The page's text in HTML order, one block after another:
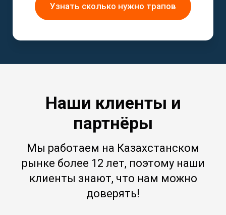
Узнать сколько нужно трапов
Наши клиенты и
партнёры
Мы работаем на Казахстанском
рынке более 12 лет, поэтому наши
клиенты знают, что нам можно
доверять!